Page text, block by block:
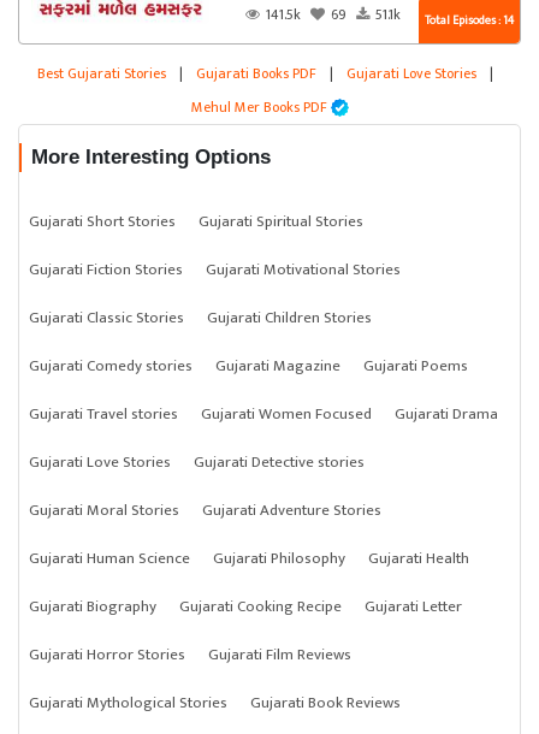
141.5k
69 51.1k Total Episodes : 14
Best Gujarati Stories | Gujarati Books PDF | Gujarati Love Stories |
Mehul Mer Books PDF
More Interesting Options
Gujarati Short Stories
Gujarati Spiritual Stories
Gujarati Fiction Stories
Gujarati Motivational Stories
Gujarati Classic Stories
Gujarati Children Stories
Gujarati Comedy stories
Gujarati Magazine
Gujarati Poems
Gujarati Travel stories
Gujarati Women Focused
Gujarati Drama
Gujarati Love Stories
Gujarati Detective stories
Gujarati Moral Stories
Gujarati Adventure Stories
Gujarati Human Science
Gujarati Philosophy
Gujarati Health
Gujarati Biography
Gujarati Cooking Recipe
Gujarati Letter
Gujarati Horror Stories
Gujarati Film Reviews
Gujarati Mythological Stories
Gujarati Book Reviews